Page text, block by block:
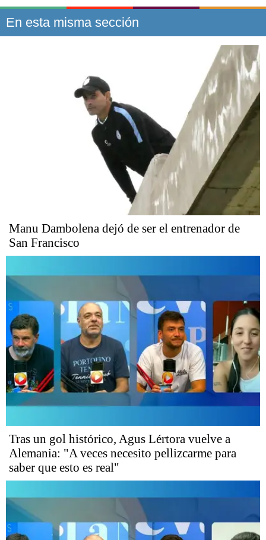
En esta misma sección
Manu Dambolena dejó de ser el entrenador de
San Francisco
Tras un gol histórico, Agus Lértora vuelve a
Alemania: "A veces necesito pellizcarme para
saber que esto es real"